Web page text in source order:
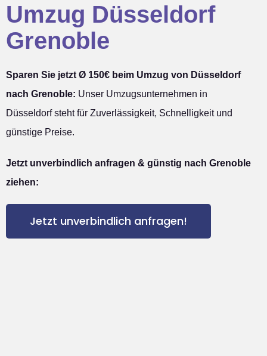
Umzug Düsseldorf
Grenoble
Sparen Sie jetzt Ø 150€ beim Umzug von Düsseldorf
nach Grenoble: Unser Umzugsunternehmen in
Düsseldorf steht für Zuverlässigkeit, Schnelligkeit und
günstige Preise.
Jetzt unverbindlich anfragen & günstig nach Grenoble
ziehen:
Jetzt unverbindlich anfragen!